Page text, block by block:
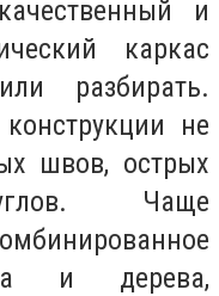
и
каркас
разбирать.
не
швов, острых
Чаще
и дерева,